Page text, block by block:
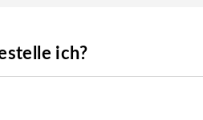
ich?